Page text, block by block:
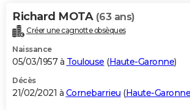
Richard MOTA (63 ans)
Créer une cagnotte obsèques
Naissance
05/03/1957 à Toulouse (Haute-Garonne)
Décès
21/02/2021 à Cornebarrieu (Haute-Garonne